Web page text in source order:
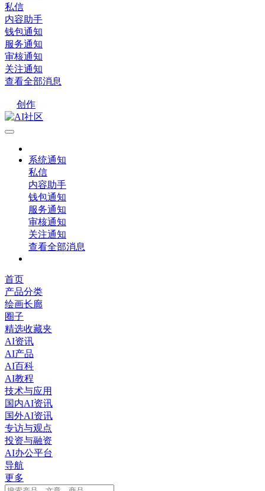
私信
内容助手
钱包通知
服务通知
审核通知
关注通知
查看全部消息
创作
系统通知
私信
内容助手
钱包通知
服务通知
审核通知
关注通知
查看全部消息
首页
产品分类
绘画长廊
圈子
精选收藏夹
AI资讯
AI产品
AI百科
AI教程
技术与应用
国内AI资讯
国外AI资讯
专访与观点
投资与融资
AI办公平台
导航
更多